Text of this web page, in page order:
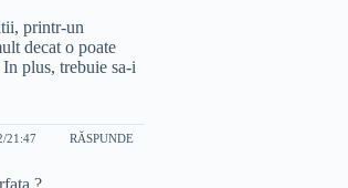
printr-un
decat o poate
plus, trebuie sa-i
21:47 RĂSPUNDE
?